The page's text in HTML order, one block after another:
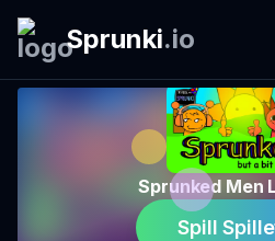
Sprunki.io
Sprunked Men
Spill